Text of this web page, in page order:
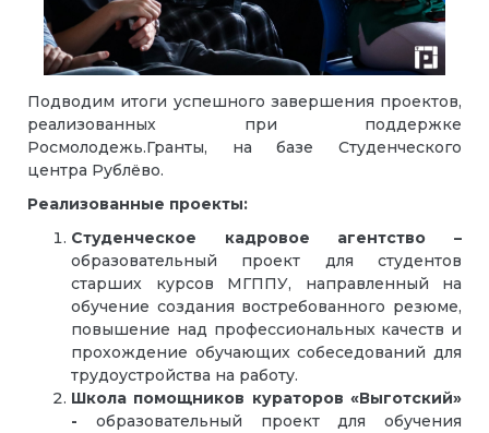
Подводим итоги успешного завершения проектов,
реализованных при поддержке
Росмолодежь.Гранты, на базе Студенческого
центра Рублёво.
Реализованные проекты:
Студенческое кадровое агентство –
образовательный проект для студентов
старших курсов МГППУ, направленный на
обучение создания востребованного резюме,
повышение над профессиональных качеств и
прохождение обучающих собеседований для
трудоустройства на работу.
Школа помощников кураторов «Выготский»
- образовательный проект для обучения